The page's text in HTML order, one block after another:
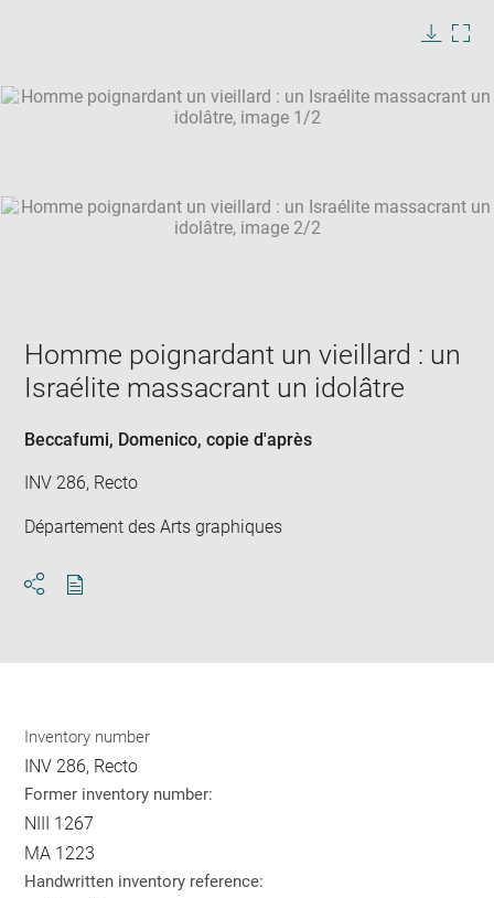
in
SKIP IMAGE CAROUSEL
Homme poignardant un vieillard : un
Israélite massacrant un idolâtre
Beccafumi, Domenico, copie d'après
INV 286, Recto
Département des Arts graphiques
Inventory number
INV 286, Recto
Former inventory number:
NIII 1267
MA 1223
Handwritten inventory reference: